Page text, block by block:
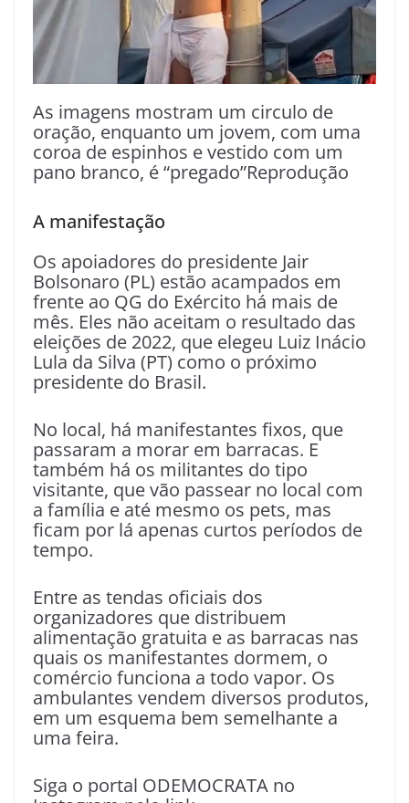
As imagens mostram um circulo de
oração, enquanto um jovem, com uma
coroa de espinhos e vestido com um
pano branco, é “pregado”Reprodução
A manifestação
Os apoiadores do presidente Jair
Bolsonaro (PL) estão acampados em
frente ao QG do Exército há mais de
mês. Eles não aceitam o resultado das
eleições de 2022, que elegeu Luiz Inácio
Lula da Silva (PT) como o próximo
presidente do Brasil.
No local, há manifestantes fixos, que
passaram a morar em barracas. E
também há os militantes do tipo
visitante, que vão passear no local com
a família e até mesmo os pets, mas
ficam por lá apenas curtos períodos de
tempo.
Entre as tendas oficiais dos
organizadores que distribuem
alimentação gratuita e as barracas nas
quais os manifestantes dormem, o
comércio funciona a todo vapor. Os
ambulantes vendem diversos produtos,
em um esquema bem semelhante a
uma feira.
Siga o portal ODEMOCRATA no